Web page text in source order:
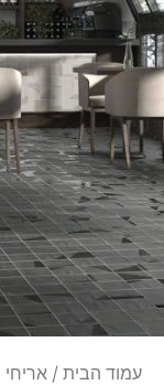
עמוד הבית / אריחי